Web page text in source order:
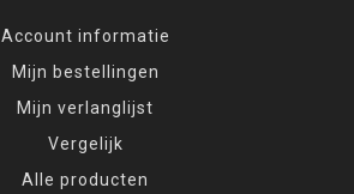
Account informatie
Mijn bestellingen
Mijn verlanglijst
Vergelijk
Alle producten